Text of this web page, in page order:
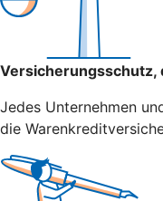
Versicherungsschutz,
Jedes Unternehmen
die